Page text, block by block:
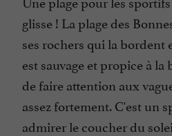
glisse ! La plage des
ses rochers qui la bordent
est sauvage et propice à
de faire attention aux
assez fortement. C'est un
admirer le coucher du